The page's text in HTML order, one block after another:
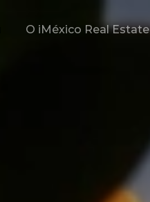
О iMéxico Real Estate